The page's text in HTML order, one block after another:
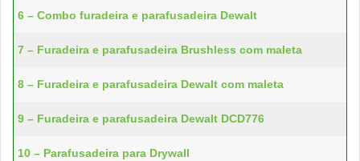
6 – Combo furadeira e parafusadeira Dewalt
7 – Furadeira e parafusadeira Brushless com maleta
8 – Furadeira e parafusadeira Dewalt com maleta
9 – Furadeira e parafusadeira Dewalt DCD776
10 – Parafusadeira para Drywall